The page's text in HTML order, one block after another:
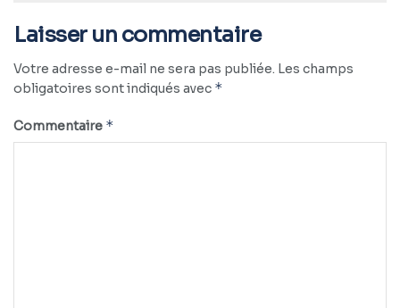
Laisser un commentaire
Votre adresse e-mail ne sera pas publiée. Les champs
obligatoires sont indiqués avec *
Commentaire *